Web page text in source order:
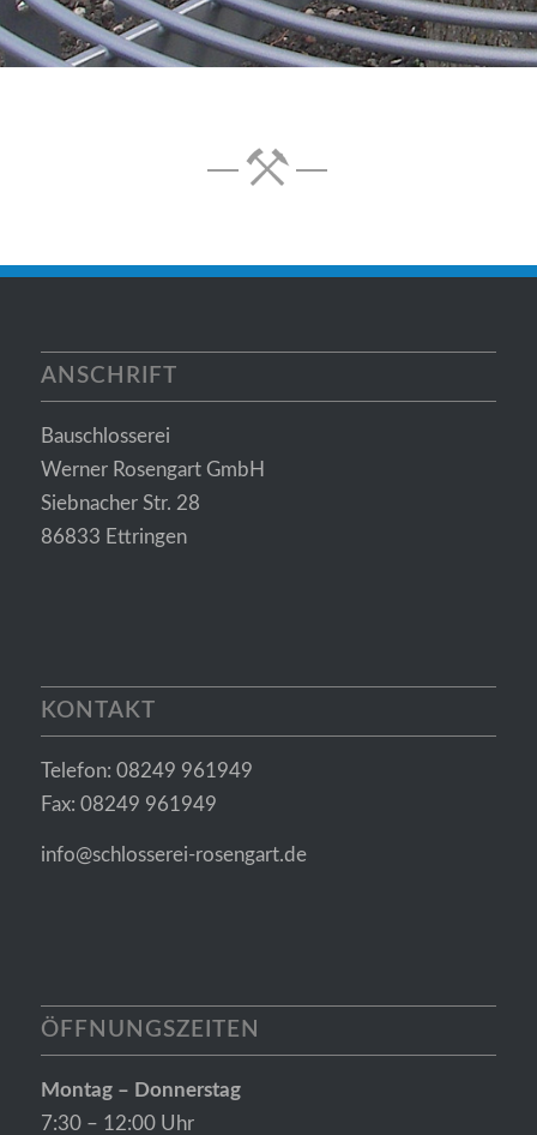
ANSCHRIFT
Bauschlosserei
Werner Rosengart GmbH
Siebnacher Str. 28
86833 Ettringen
KONTAKT
Telefon: 08249 961949
Fax: 08249 961949
info@schlosserei-rosengart.de
ÖFFNUNGSZEITEN
Montag – Donnerstag
7:30 – 12:00 Uhr